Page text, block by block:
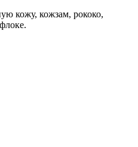
кожу, кожзам, рококо,